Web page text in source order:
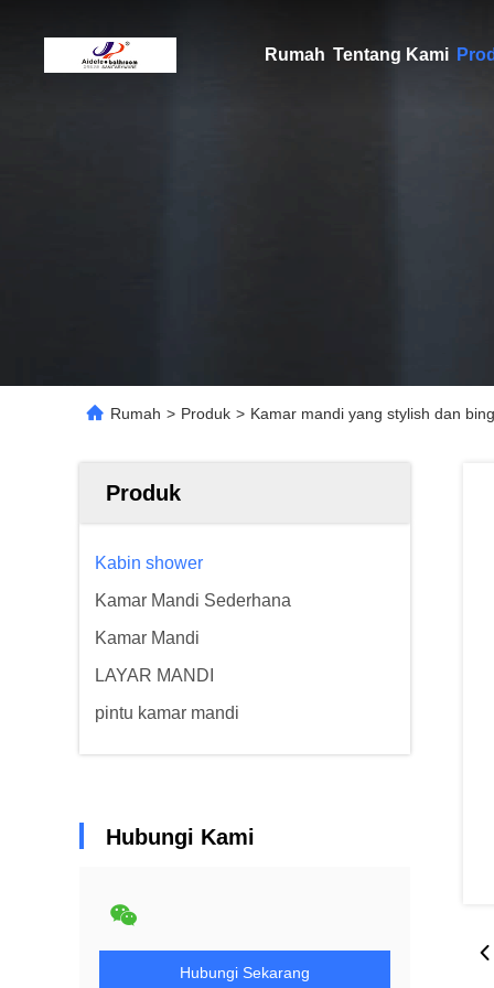
Rumah Tentang Kami
Rumah > Produk > Kamar mandi yang stylish dan
Produk
Kabin shower
Kamar Mandi Sederhana
Kamar Mandi
LAYAR MANDI
pintu kamar mandi
Hubungi Kami
Hubungi Sekarang